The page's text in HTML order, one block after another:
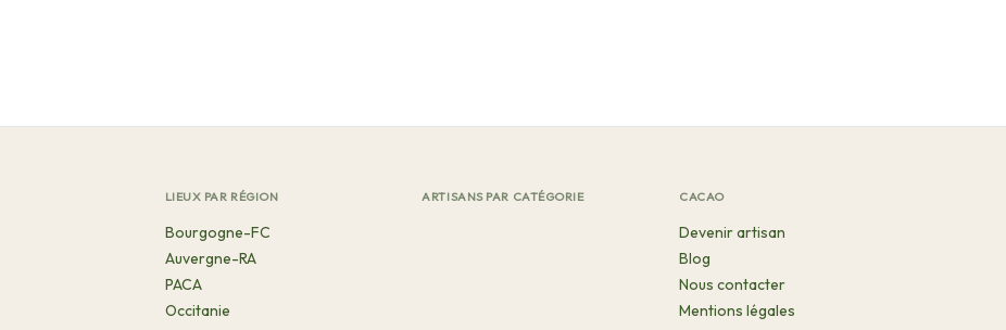
LIEUX PAR RÉGION
Bourgogne-FC
Auvergne-RA
PACA
Occitanie
ARTISANS PAR CATÉGORIE CACAO
Devenir artisan
Blog
Nous contacter
Mentions légales